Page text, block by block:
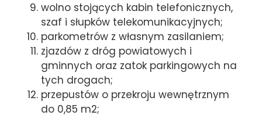
wolno stojących kabin telefonicznych,
szaf i słupków telekomunikacyjnych;
parkometrów z własnym zasilaniem;
zjazdów z dróg powiatowych i
gminnych oraz zatok parkingowych na
tych drogach;
przepustów o przekroju wewnętrznym
do 0,85 m2;